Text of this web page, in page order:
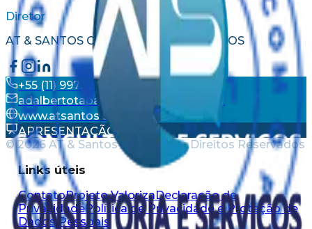
Diretor
AT & SANTOS CONSULTORIA E SERVIÇOS
+55 (11) 99722-4190
adalbertotabajara@atsantos.com.br
www.atsantos.com.br
APRESENTAÇÃO
©2026 AT & Santos — Todos os Direitos Reservados
Links úteis
ContatoProjeto ValorizaDeclaração de
PrivacidadePolítica de Privacidade e Proteção de
Dados Pessoais